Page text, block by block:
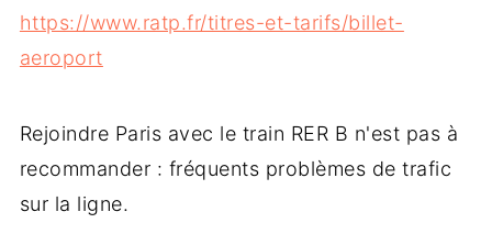
https://www.ratp.fr/titres-et-tarifs/billet-
aeroport
Rejoindre Paris avec le train RER B n'est pas à
recommander : fréquents problèmes de trafic
sur la ligne.